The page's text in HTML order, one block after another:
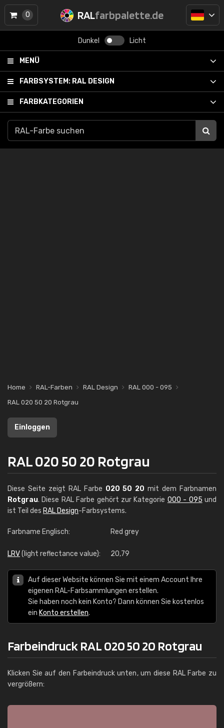
RALfarbpalette.de
Dunkel Licht
MENÜ
FARBSYSTEM: RAL DESIGN
FARBKATEGORIEN
0
Home RAL-Farben RAL Design
RAL 000 - 095
RAL 020 50 20 Rotgrau
Einloggen
RAL 020 50 20 Rotgrau
Diese Seite zeigt RAL Farbe 020 50 20 mit dem Farbnamen
Rotgrau. Diese RAL Farbe gehört zur Kategorie 000 - 095 und
ist Teil des RAL Design-Farbsystems.
Farbname Englisch: Red grey
LRV(light reflectance value): 20,79
Auf dieser Website können Sie mit einem Account Ihre
eigenen RAL-Farbsammlungen erstellen.
Sie haben noch kein Konto? Dann können Sie kostenlos
ein Konto erstellen.
Farbeindruck RAL 020 50 20 Rotgrau
Klicken Sie auf den Farbeindruck unten, um diese RAL Farbe zu
vergrößern: